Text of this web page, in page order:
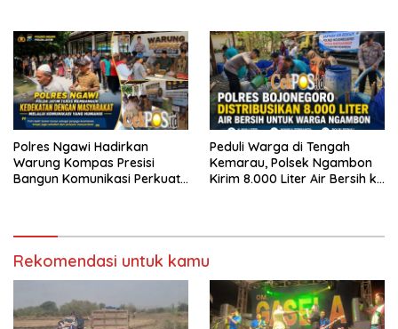
Polres Ngawi Hadirkan
Warung Kompas Presisi
Bangun Komunikasi Perkuat
Peduli Warga di Tengah
Kemarau, Polsek Ngambon
Kirim 8.000 Liter Air Bersih ke
Rekomendasi untuk kamu